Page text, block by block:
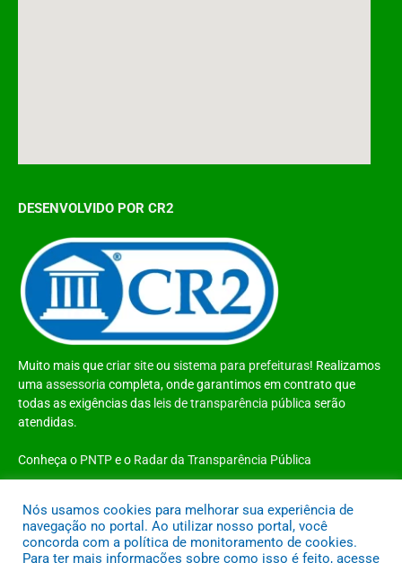
DESENVOLVIDO POR CR2
Muito mais quecriar siteou sistema para prefeituras! Realizamos
uma assessoria completa, onde garantimos em contrato que
todas as exigências das leis de transparência pública serão
atendidas.
Conheça o PNTPe o Radar da Transparência Pública
Todos os direitos reservados a Prefeitura Municipal de Santo Antônio do
Nós usamos cookies para melhorar sua experiência de
navegação no portal. Ao utilizar nosso portal, você
concorda com a política de monitoramento de cookies.
Para ter mais informações sobre como isso é feito, acesse